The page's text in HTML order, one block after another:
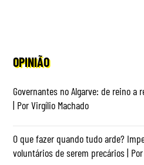
OPINIÃO
Governantes no Algarve: de reino a
| Por Virgílio Machado
O que fazer quando tudo arde?
voluntários de serem precários |